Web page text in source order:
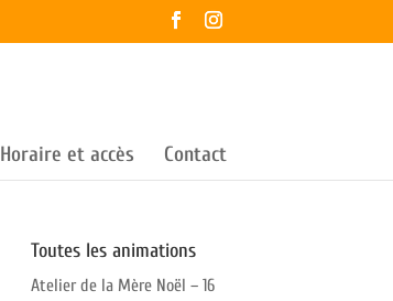
Horaire et accès Contact
Toutes les animations
Atelier de la Mère Noël – 16